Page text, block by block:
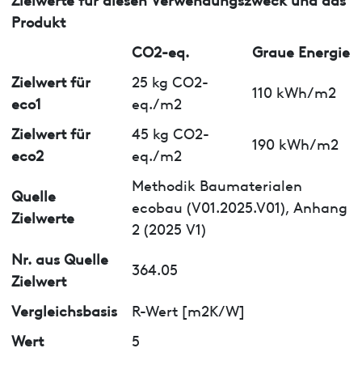
Produkt
CO2-eq.
Graue Energie
Zielwert für
eco1
25 kg CO2-
eq./m2
110 kWh/m2
Zielwert für
eco2
45 kg CO2-
eq./m2
190 kWh/m2
Quelle
Zielwerte
Methodik Baumaterialen
ecobau (V01.2025.V01), Anhang
2 (2025 V1)
Nr. aus Quelle
Zielwert
364.05
Vergleichsbasis
R-Wert [m2K/W]
Wert
5